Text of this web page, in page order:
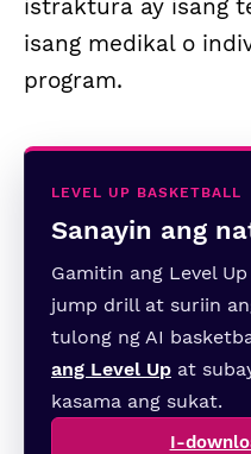
istraktura ay isang
isang medikal o
program.
LEVEL UP BASKETBALL
Sanayin ang
Gamitin ang Level
jump drill at suriin
tulong ng AI
ang Level Up at
kasama ang sukat.
I-